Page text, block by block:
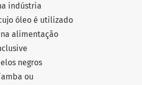
indústria
óleo é utilizado
alimentação
negros
ou